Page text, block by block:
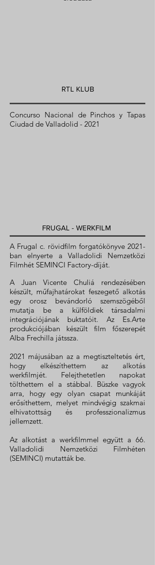
RTL KLUB
Concurso Nacional de Pinchos y Tapas
Ciudad de Valladolid - 2021
FRUGAL - WERKFILM
A Frugal c. rövidfilm forgatókönyve 2021-
ban elnyerte a Valladolidi Nemzetközi
Filmhét SEMINCI Factory-díját.
A Juan Vicente Chuliá rendezésében
készült, műfajhatárokat feszegető alkotás
egy orosz bevándorló szemszögéből
mutatja be a külföldiek társadalmi
integrációjának buktatóit. Az Es.Arte
produkciójában készült film főszerepét
Alba Frechilla játssza.
2021 májusában az a megtiszteltetés ért,
hogy elkészíthettem az alkotás
werkfilmjét. Felejthetetlen napokat
tölthettem el a stábbal. Büszke vagyok
arra, hogy egy olyan csapat munkáját
erősíthettem, melyet mindvégig szakmai
elhivatottság és professzionalizmus
jellemzett.
Az alkotást a werkfilmmel együtt a 66.
Valladolidi Nemzetközi Filmhéten
(SEMINCI) mutatták be.